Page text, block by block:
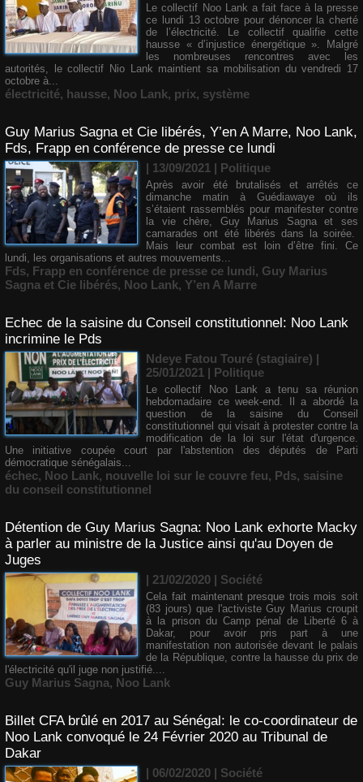
Le collectif Noo Lank a fait face à la presse
ce lundi 13 octobre pour dénoncer la cherté
de l’électricité. Le collectif qualifie cette
hausse « d’injustice énergétique ». Malgré
les nombreuses rencontres avec les
autorités, le collectif Nio Lank maintient sa mobilisation du vendredi 17
octobre à...
électricité, hausse, Noo Lank, prix, système
Guy Marius Sagna et Cie libérés, Y’en A Marre, Noo Lank,
Fds, Frapp en conférence de presse ce lundi
| 13/09/2021 | Politique
Après avoir été brutalisés et arrêtés ce
dimanche matin à Guédiawaye où ils
s’étaient rassemblés pour manifester contre
la vie chère, Guy Marius Sagna et ses
camarades ont été libérés dans la soirée.
Mais leur combat est loin d’être fini. Ce
lundi, les organisations et autres mouvements...
Fds, Frapp en conférence de presse ce lundi, Guy Marius
Sagna et Cie libérés, Noo Lank, Y’en A Marre
Echec de la saisine du Conseil constitutionnel: Noo Lank
incrimine le Pds
Ndeye Fatou Touré (stagiaire) |
25/01/2021 | Politique
Le collectif Noo Lank a tenu sa réunion
hebdomadaire ce week-end. Il a abordé la
question de la saisine du Conseil
constitutionnel qui visait à protester contre la
modification de la loi sur l'état d'urgence.
Une initiative coupée court par l'abstention des députés de Parti
démocratique sénégalais...
échec, Noo Lank, nouvelle loi sur le couvre feu, Pds, saisine
du conseil constitutionnel
Détention de Guy Marius Sagna: Noo Lank exhorte Macky
à parler au ministre de la Justice ainsi qu'au Doyen de
Juges
| 21/02/2020 | Société
Cela fait maintenant presque trois mois soit
(83 jours) que l'activiste Guy Marius croupit
à la prison du Camp pénal de Liberté 6 à
Dakar, pour avoir pris part à une
manifestation non autorisée devant le palais
de la République, contre la hausse du prix de
l'électricité qu'il juge non justifié....
Guy Marius Sagna, Noo Lank
Billet CFA brûlé en 2017 au Sénégal: le co-coordinateur de
Noo Lank convoqué le 24 Février 2020 au Tribunal de
Dakar
| 06/02/2020 | Société